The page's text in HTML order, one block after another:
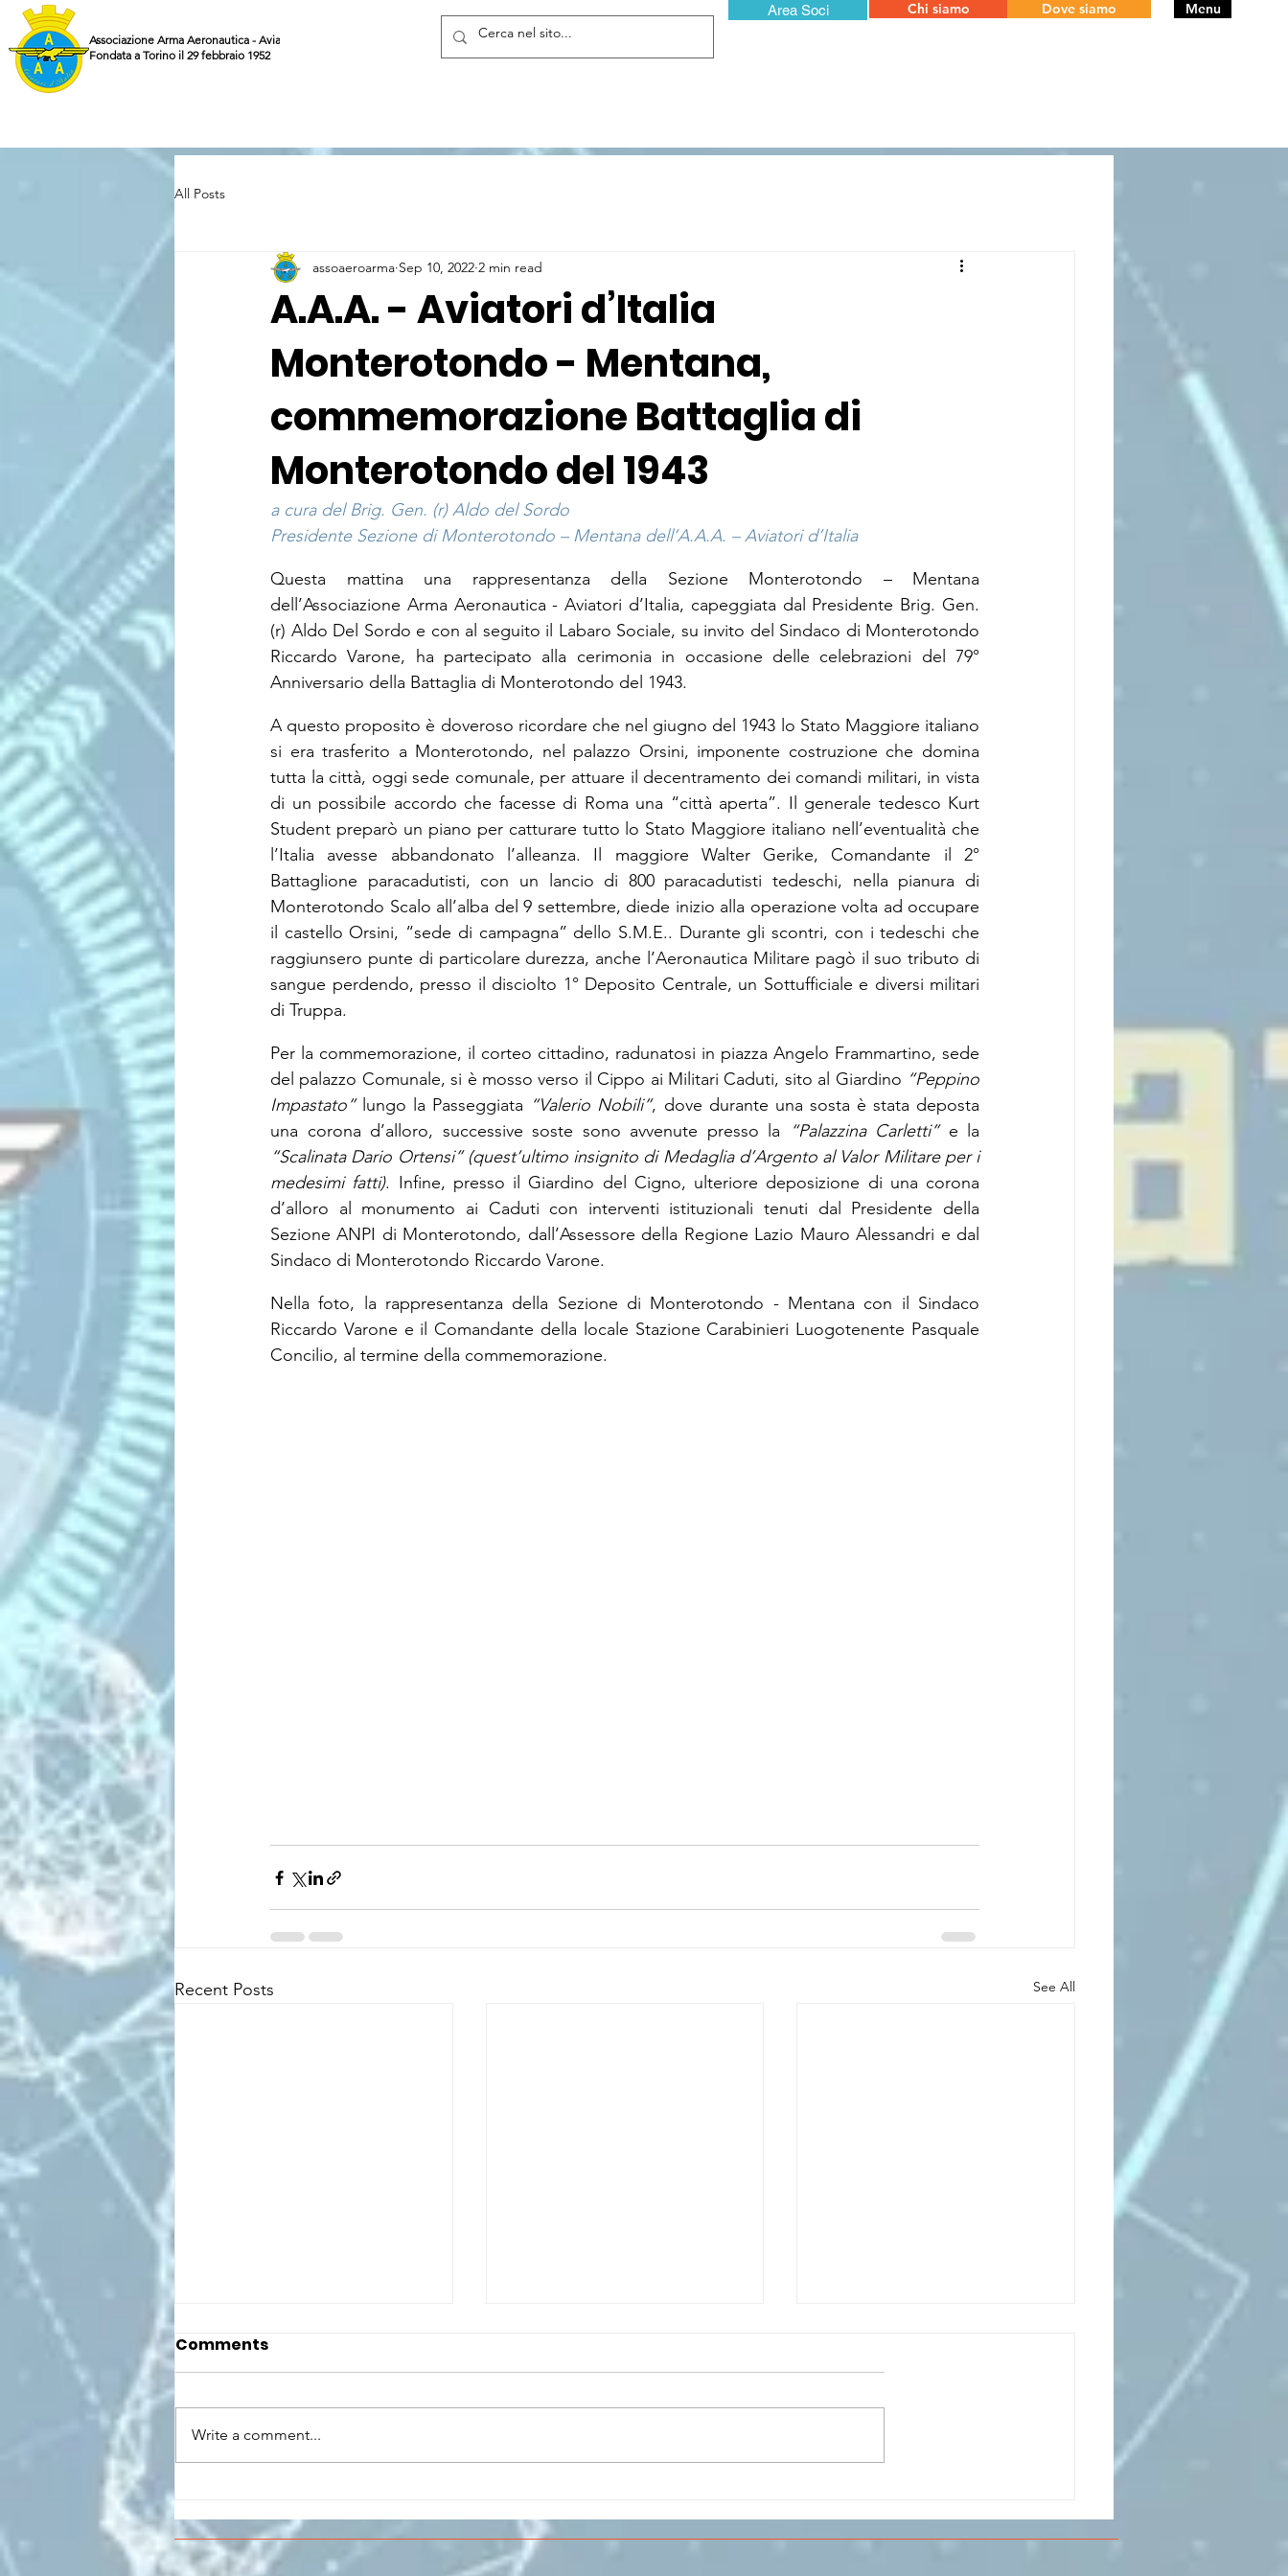
Associazione Arma Aeronautica - Aviatori d'Italia ETS
Fondata a Torino il 29 febbraio 1952
Area Soci Chi siamo Dove siamo Menu
All Posts
A.A.A. - Aviatori d’Italia
Monterotondo - Mentana,
commemorazione Battaglia di
Monterotondo del 1943
assoaeroarma Sep 10, 2022 2 min read
a cura del Brig. Gen. (r) Aldo del Sordo
Presidente Sezione di Monterotondo – Mentana dell’A.A.A. – Aviatori d’Italia
Questa mattina una rappresentanza della Sezione Monterotondo – Mentana
dell’Associazione Arma Aeronautica - Aviatori d’Italia, capeggiata dal Presidente Brig. Gen.
(r) Aldo Del Sordo e con al seguito il Labaro Sociale, su invito del Sindaco di Monterotondo
Riccardo Varone, ha partecipato alla cerimonia in occasione delle celebrazioni del 79°
Anniversario della Battaglia di Monterotondo del 1943.
A questo proposito è doveroso ricordare che nel giugno del 1943 lo Stato Maggiore italiano
si era trasferito a Monterotondo, nel palazzo Orsini, imponente costruzione che domina
tutta la città, oggi sede comunale, per attuare il decentramento dei comandi militari, in vista
di un possibile accordo che facesse di Roma una “città aperta”. Il generale tedesco Kurt
Student preparò un piano per catturare tutto lo Stato Maggiore italiano nell’eventualità che
l’Italia avesse abbandonato l’alleanza. Il maggiore Walter Gerike, Comandante il 2°
Battaglione paracadutisti, con un lancio di 800 paracadutisti tedeschi, nella pianura di
Monterotondo Scalo all’alba del 9 settembre, diede inizio alla operazione volta ad occupare
il castello Orsini, “sede di campagna” dello S.M.E.. Durante gli scontri, con i tedeschi che
raggiunsero punte di particolare durezza, anche l’Aeronautica Militare pagò il suo tributo di
sangue perdendo, presso il disciolto 1° Deposito Centrale, un Sottufficiale e diversi militari
di Truppa.
Per la commemorazione, il corteo cittadino, radunatosi in piazza Angelo Frammartino, sede
del palazzo Comunale, si è mosso verso il Cippo ai Militari Caduti, sito al Giardino “Peppino
Impastato” lungo la Passeggiata “Valerio Nobili”, dove durante una sosta è stata deposta
una corona d’alloro, successive soste sono avvenute presso la
“Palazzina Carletti”
“Scalinata Dario Ortensi” (quest’ultimo insignito di Medaglia d’Argento al Valor Militare per i
medesimi fatti). Infine, presso il Giardino del Cigno, ulteriore deposizione di una corona
d’alloro al monumento ai Caduti con interventi istituzionali tenuti dal Presidente della
Sezione ANPI di Monterotondo, dall’Assessore della Regione Lazio Mauro Alessandri e dal
Sindaco di Monterotondo Riccardo Varone.
Nella foto, la rappresentanza della Sezione di Monterotondo - Mentana con il Sindaco
Riccardo Varone e il Comandante della locale Stazione Carabinieri Luogotenente Pasquale
Concilio, al termine della commemorazione.
Recent Posts See All
PERCORSO DI
FORMAZIONE SCUOLA
superiori per il concorso
sull'Aerospazio
PARLARE DI
SPERIMENTAZIONE DI
Comments
Write a comment...